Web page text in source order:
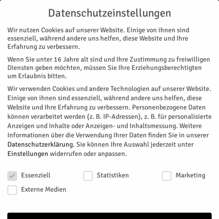
Start Stadtteile Jülich Vorbereitung auf die Wahl
STADTTEILE JÜLICH
Vorbereitung auf die Wahl
Der Inklusionsbeirat AKI informiert Menschen mit kognitiven
Beeinträchtigungen zu Themen rund um die Kommunalwahl
im September.
Von Stadt Jülich- Juli 30, 2025 102 0
Facebook Twitter
Datenschutzeinstellungen
Wir nutzen Cookies auf unserer Website. Einige von ihnen sind
essenziell, während andere uns helfen, diese Website und Ihre
Erfahrung zu verbessern.
Wenn Sie unter 16 Jahre alt sind und Ihre Zustimmung zu freiwilligen
Diensten geben möchten, müssen Sie Ihre Erziehungsberechtigten
um Erlaubnis bitten.
Wir verwenden Cookies und andere Technologien auf unserer Website.
Einige von ihnen sind essenziell, während andere uns helfen, diese
Website und Ihre Erfahrung zu verbessern. Personenbezogene Daten
können verarbeitet werden (z. B. IP-Adressen), z. B. für personalisierte
Anzeigen und Inhalte oder Anzeigen- und Inhaltsmessung. Weitere
Informationen über die Verwendung Ihrer Daten finden Sie in unserer
Datenschutzerklärung. Sie können Ihre Auswahl jederzeit unter
Einstellungen widerrufen oder anpassen.
Essenziell
Statistiken
Marketing
Externe Medien